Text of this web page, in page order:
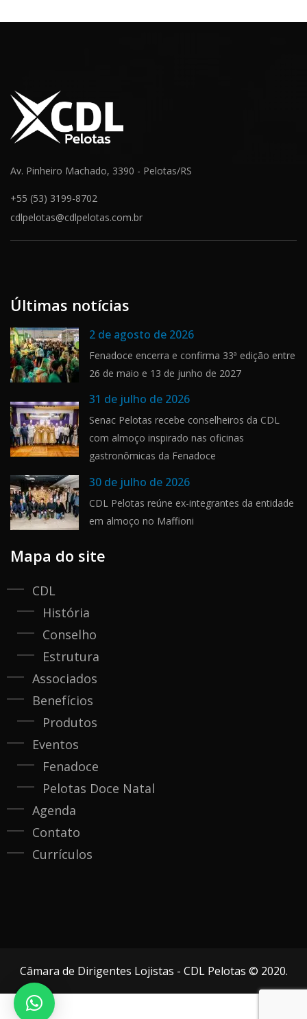
Av. Pinheiro Machado, 3390 - Pelotas/RS
+55 (53) 3199-8702
cdlpelotas@cdlpelotas.com.br
Últimas notícias
2 de agosto de 2026
Fenadoce encerra e confirma 33ª edição entre
26 de maio e 13 de junho de 2027
31 de julho de 2026
Senac Pelotas recebe conselheiros da CDL
com almoço inspirado nas oficinas
gastronômicas da Fenadoce
30 de julho de 2026
CDL Pelotas reúne ex-integrantes da entidade
em almoço no Maffioni
Mapa do site
CDL
História
Conselho
Estrutura
Associados
Benefícios
Produtos
Eventos
Fenadoce
Pelotas Doce Natal
Agenda
Contato
Currículos
Câmara de Dirigentes Lojistas - CDL Pelotas © 2020.